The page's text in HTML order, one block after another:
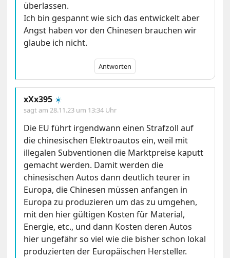
überlassen.
Ich bin gespannt wie sich das entwickelt aber
Angst haben vor den Chinesen brauchen wir
glaube ich nicht.
Antworten
xXx395 ☀️
sagt am28.11.23 um 13:34 Uhr
Die EU führt irgendwann einen Strafzoll auf
die chinesischen Elektroautos ein, weil mit
illegalen Subventionen die Marktpreise kaputt
gemacht werden. Damit werden die
chinesischen Autos dann deutlich teurer in
Europa, die Chinesen müssen anfangen in
Europa zu produzieren um das zu umgehen,
mit den hier gültigen Kosten für Material,
Energie, etc., und dann Kosten deren Autos
hier ungefähr so viel wie die bisher schon lokal
produzierten der Europäischen Hersteller.